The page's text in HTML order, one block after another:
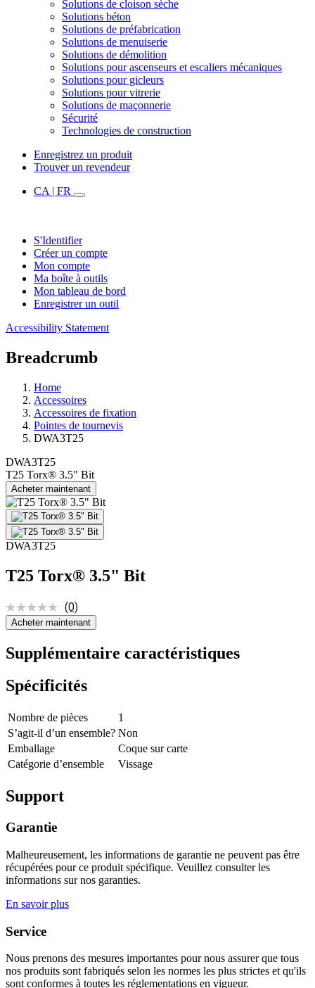
Solutions de cloison sèche
Solutions béton
Solutions de préfabrication
Solutions de menuiserie
Solutions de démolition
Solutions pour ascenseurs et escaliers mécaniques
Solutions pour gicleurs
Solutions pour vitrerie
Solutions de maçonnerie
Sécurité
Technologies de construction
Enregistrez un produit
Trouver un revendeur
CA | FR
S'Identifier
Créer un compte
Mon compte
Ma boîte à outils
Mon tableau de bord
Enregistrer un outil
Accessibility Statement
Breadcrumb
Home
Accessoires
Accessoires de fixation
Pointes de tournevis
DWA3T25
DWA3T25
T25 Torx® 3.5" Bit
Acheter maintenant
DWA3T25
T25 Torx® 3.5" Bit
(0)
Acheter maintenant
Supplémentaire caractéristiques
Spécificités
Nombre de pièces
1
S’agit-il d’un ensemble? Non
Emballage
Coque sur carte
Catégorie d’ensemble
Vissage
Support
Garantie
Malheureusement, les informations de garantie ne peuvent pas être
récupérées pour ce produit spécifique. Veuillez consulter les
informations sur nos garanties.
En savoir plus
Service
Nous prenons des mesures importantes pour nous assurer que tous
nos produits sont fabriqués selon les normes les plus strictes et qu'ils
sont conformes à toutes les réglementations en vigueur.